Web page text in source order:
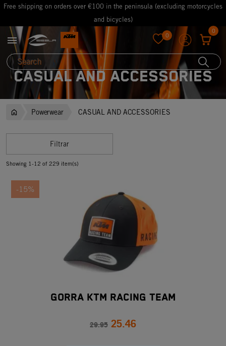
Free shipping on orders over €100 in the peninsula (excluding motorcycles
and bicycles)
 0
0
CASUAL AND ACCESSORIES
Powerwear CASUAL AND ACCESSORIES
Filtrar
Showing 1-12 of 229 item(s)
-15%
GORRA KTM RACING TEAM
29.95 25.46